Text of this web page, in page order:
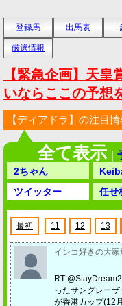
登録馬
出馬表
厳選情報
【緊急企画】天皇
いならここの予想
【ディアドラ】の注目情
全て表示 ｜
2ちゃん
ツイッター
任せ
最初 11 12 13
インコ好きの大
RT
ったサングレー
が香港カップ(12